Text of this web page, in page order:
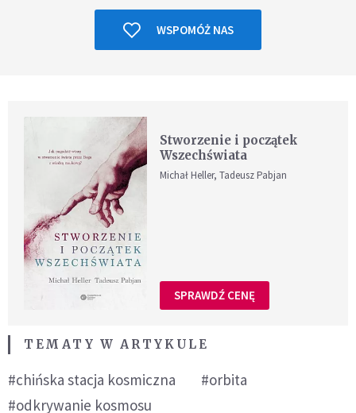
WSPOMÓŻ NAS
Stworzenie i początek
Wszechświata
Michał Heller, Tadeusz Pabjan
SPRAWDŹ CENĘ
TEMATY W ARTYKULE
#chińska stacja kosmiczna
#orbita
#odkrywanie kosmosu